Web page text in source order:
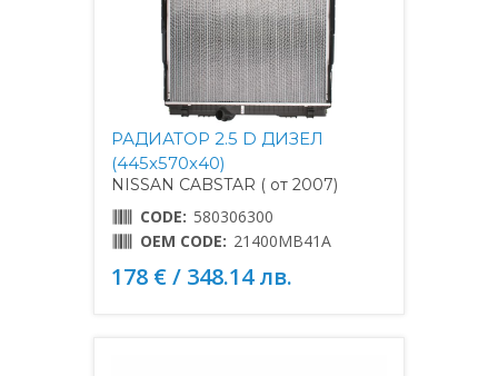
РАДИАТОР 2.5 D ДИЗЕЛ
(445x570x40)
NISSAN CABSTAR ( от 2007)
CODE: 580306300
OEM CODE: 21400MB41A
178 € / 348.14 лв.